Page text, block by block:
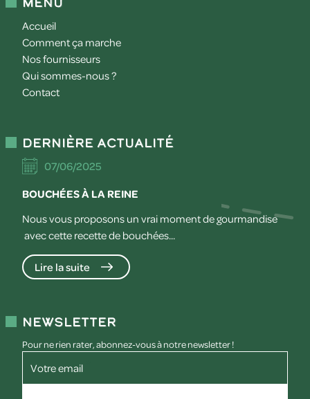
Accueil
Comment ça marche
Nos fournisseurs
Qui sommes-nous ?
Contact
Dernière actualité
07/06/2025
BOUCHÉES À LA REINE
Nous vous proposons un vrai moment de gourmandise
avec cette recette de bouchées...
Lire la suite
Newsletter
Pour ne rien rater, abonnez-vous à notre newsletter !
Votre email